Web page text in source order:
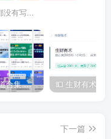
没有写...
IT类所有渠道合集 持续日更，目前近四千多条资源 年费用户微信私信获取权限
下一篇